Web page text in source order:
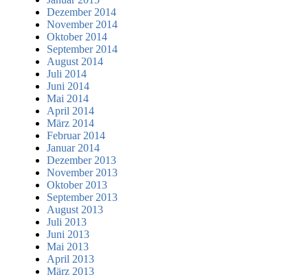
Dezember 2014
November 2014
Oktober 2014
September 2014
August 2014
Juli 2014
Juni 2014
Mai 2014
April 2014
März 2014
Februar 2014
Januar 2014
Dezember 2013
November 2013
Oktober 2013
September 2013
August 2013
Juli 2013
Juni 2013
Mai 2013
April 2013
März 2013